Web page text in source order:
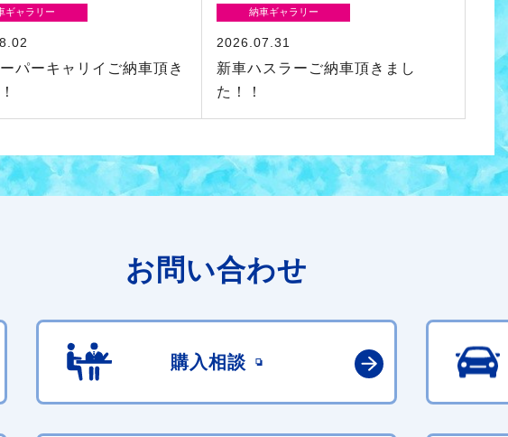
ギャラリー
パーキャリイご納車頂き
納車ギャラリー
2026.07.31
新車ハスラーご納車頂きまし
た！！
お問い合わせ
購入相談